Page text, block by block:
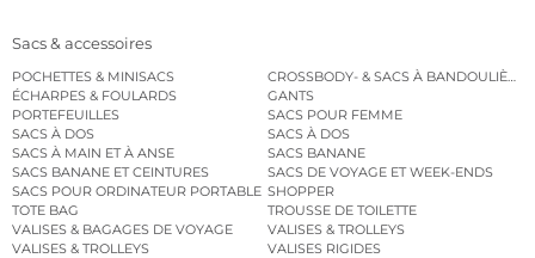
Sacs & accessoires
POCHETTES & MINISACS
CROSSBODY- & SACS À BANDOULIÈRE
ÉCHARPES & FOULARDS
GANTS
PORTEFEUILLES
SACS POUR FEMME
SACS À DOS
SACS À DOS
SACS À MAIN ET À ANSE
SACS BANANE
SACS BANANE ET CEINTURES
SACS DE VOYAGE ET WEEK-ENDS
SACS POUR ORDINATEUR PORTABLE SHOPPER
TOTE BAG
TROUSSE DE TOILETTE
VALISES & BAGAGES DE VOYAGE
VALISES & TROLLEYS
VALISES & TROLLEYS
VALISES RIGIDES